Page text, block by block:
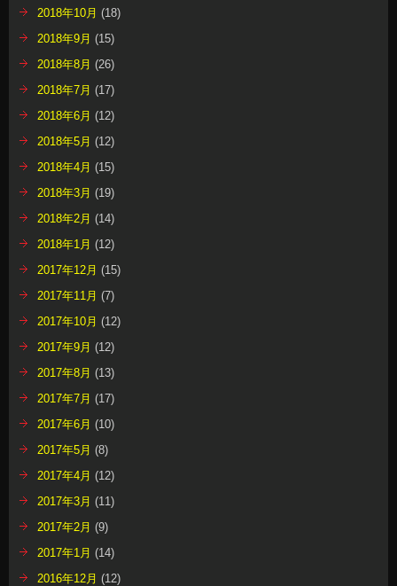
2018年10月 (18)
2018年9月 (15)
2018年8月 (26)
2018年7月 (17)
2018年6月 (12)
2018年5月 (12)
2018年4月 (15)
2018年3月 (19)
2018年2月 (14)
2018年1月 (12)
2017年12月 (15)
2017年11月 (7)
2017年10月 (12)
2017年9月 (12)
2017年8月 (13)
2017年7月 (17)
2017年6月 (10)
2017年5月 (8)
2017年4月 (12)
2017年3月 (11)
2017年2月 (9)
2017年1月 (14)
2016年12月 (12)